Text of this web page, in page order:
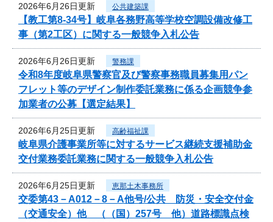
2026年6月26日更新 公共建築課
【教工第8-34号】岐阜各務野高等学校空調設備改修工
事（第2工区）に関する一般競争入札公告
2026年6月26日更新 警務課
令和8年度岐阜県警察官及び警察事務職員募集用パン
フレット等のデザイン制作委託業務に係る企画競争参
加業者の公募【選定結果】
2026年6月25日更新 高齢福祉課
岐阜県介護事業所等に対するサービス継続支援補助金
交付業務委託業務に関する一般競争入札公告
2026年6月25日更新 恵那土木事務所
交委第43－A012－8－A他号/公共 防災・安全交付金
（交通安全）他 （（国）257号 他）道路標識点検